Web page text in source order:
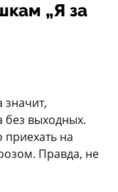
„Я за
значит,
без выходных.
на
Правда, не